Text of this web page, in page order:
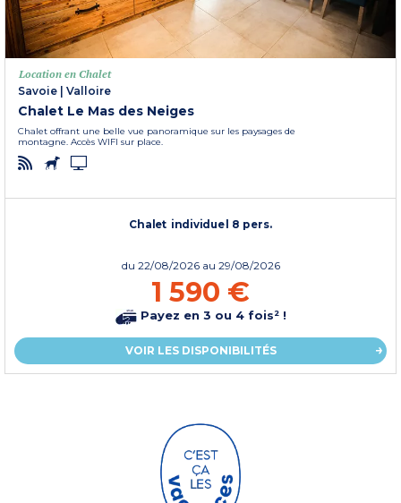
Location en Chalet
Savoie | Valloire
Chalet Le Mas des Neiges
Chalet offrant une belle vue panoramique sur les paysages de
montagne. Accès WIFI sur place.
Chalet individuel 8 pers.
du 22/08/2026 au 29/08/2026
1 590 €
Payez en 3 ou 4 fois² !
VOIR LES DISPONIBILITÉS